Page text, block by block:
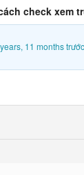
check xem
11 months trước